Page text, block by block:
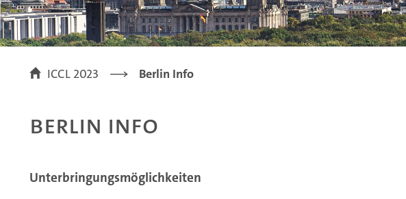
ICCL 2023 Berlin Info
Berlin Info
Unterbringungsmöglichkeiten